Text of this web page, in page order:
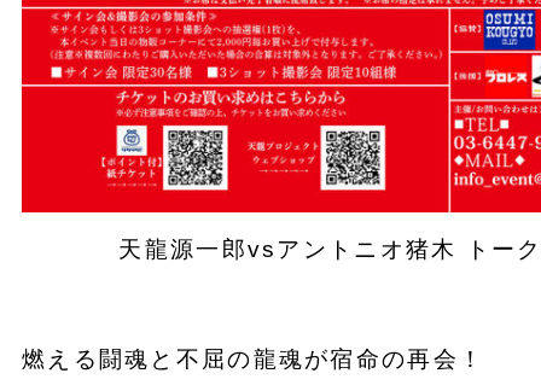
天龍源一郎vsアントニオ猪木 トー
燃える闘魂と不屈の龍魂が宿命の再会！